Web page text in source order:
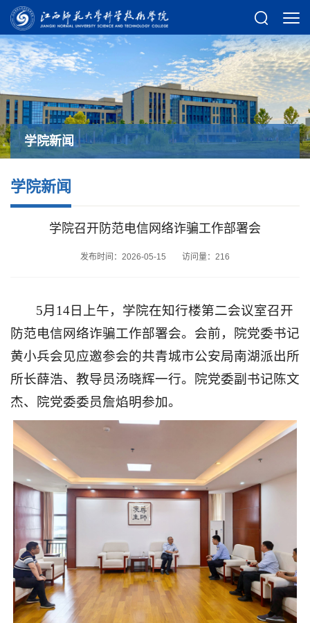
学院新闻
学院新闻
学院召开防范电信网络诈骗工作部署会
发布时间：2026-05-15 访问量： 216
5月14日上午，学院在知行楼第二会议室召开
防范电信网络诈骗工作部署会。 会前， 院党委书记
黄小兵会见应邀参会的共青城市公安局南湖派出所
所长薛浩、 教导员汤晓辉一行。 院党委副书记陈文
杰、 院党委委员詹焰明参加。